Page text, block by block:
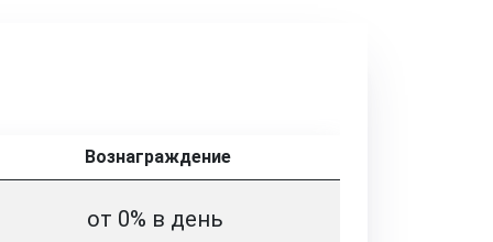
Вознаграждение
от 0% в день